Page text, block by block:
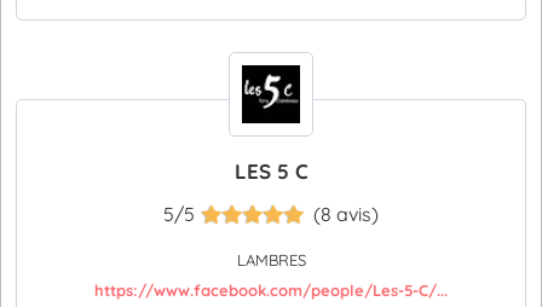
LES 5 C
5/5 (8 avis)
LAMBRES
https://www.facebook.com/people/Les-5-C/...